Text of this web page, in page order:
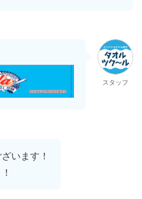
スタッフ
います！